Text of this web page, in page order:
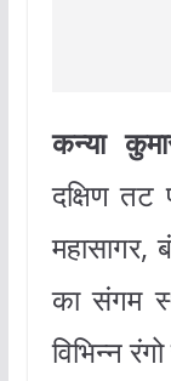
कन्या
दक्षिण
महासागर,
का संगम
विभिन्न